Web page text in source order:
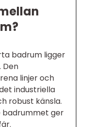
badrum ligger
Den
linjer och
industriella
robust känsla.
badrummet ger